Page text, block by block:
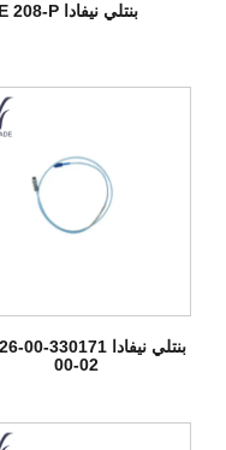
بنتلي نيفادا ADRE 208-P
02-00